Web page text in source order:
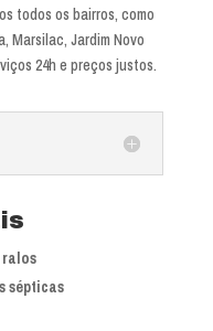
todos os bairros, como
Marsilac, Jardim Novo
24h e preços justos.
ralos
sépticas